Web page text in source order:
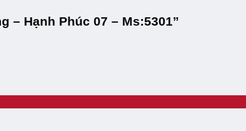
– Hạnh Phúc 07 – Ms:5301”